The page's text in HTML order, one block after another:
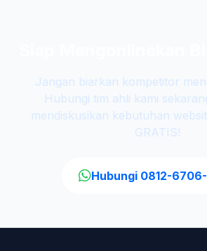
Jangan biarkan kompetitor
Hubungi tim ahli kami
mendiskusikan kebutuhan
GRATIS!
Hubungi 0812-